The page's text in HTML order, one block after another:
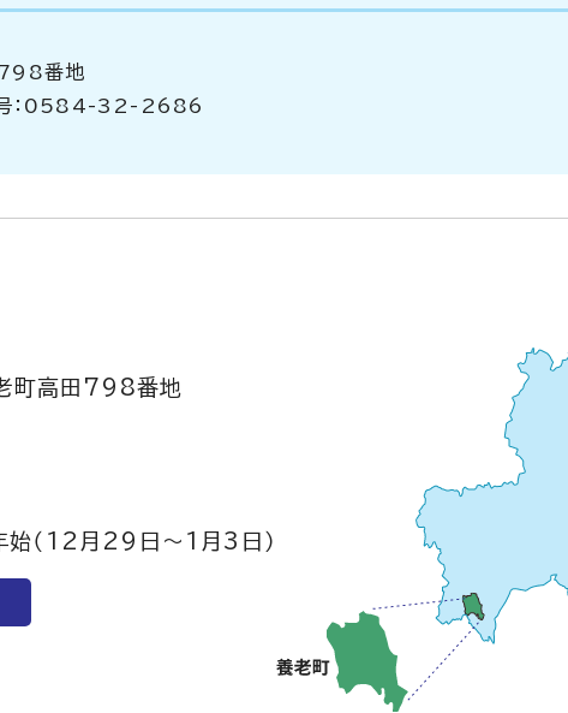
番地
：0584-32-2686
高田798番地
始（12月29日～1月3日）